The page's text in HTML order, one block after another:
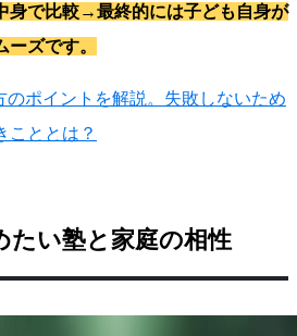
身で比較→最終的には子ども自身が
ズです。
のポイントを解説。失敗しないため
こととは？
たい塾と家庭の相性